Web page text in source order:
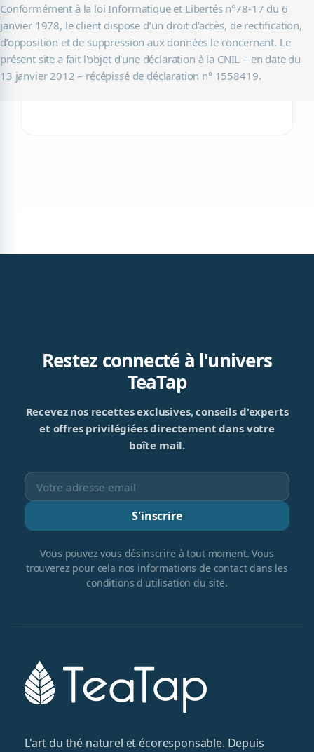
Conformément à la loi Informatique et Libertés n°78-17 du 6
janvier 1978, le client dispose d’un droit d’accès, de rectification,
d’opposition et de suppression aux données le concernant. Le
présent site a fait l'objet d'une déclaration à la CNIL – en date du
13 janvier 2012 – récépissé de déclaration n° 1558419.
Restez connecté à l'univers
TeaTap
Recevez nos recettes exclusives, conseils d'experts
et offres privilégiées directement dans votre
boîte mail.
S'inscrire
Vous pouvez vous désinscrire à tout moment. Vous
trouverez pour cela nos informations de contact dans les
conditions d'utilisation du site.
L'art du thé naturel et écoresponsable. Depuis